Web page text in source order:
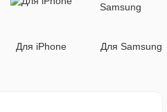
Для iPhone Для Samsung